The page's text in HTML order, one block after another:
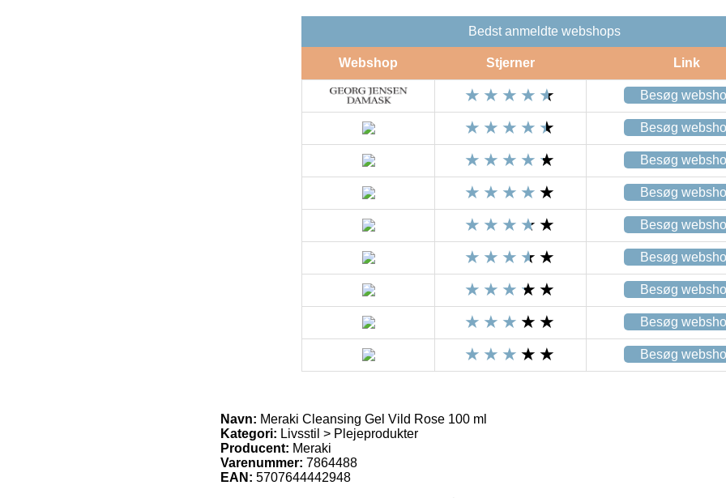
Bedst anmeldte webshops
Webshop Stjerner Link
Besøg
Besøg
Besøg
Besøg
Besøg
Besøg
Besøg
Besøg
Besøg
Navn: Meraki Cleansing Gel Vild Rose 100 ml
Kategori: Livsstil > Plejeprodukter
Producent: Meraki
Varenummer: 7864488
EAN: 5707644442948